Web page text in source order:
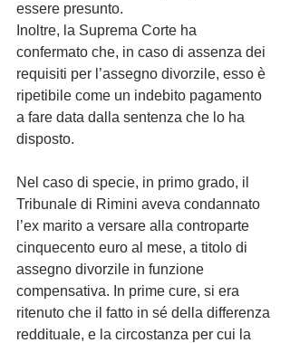
essere presunto.
Inoltre, la Suprema Corte ha
confermato che, in caso di assenza dei
requisiti per l’assegno divorzile, esso è
ripetibile come un indebito pagamento
a fare data dalla sentenza che lo ha
disposto.
Nel caso di specie, in primo grado, il
Tribunale di Rimini aveva condannato
l’ex marito a versare alla controparte
cinquecento euro al mese, a titolo di
assegno divorzile in funzione
compensativa. In prime cure, si era
ritenuto che il fatto in sé della differenza
reddituale, e la circostanza per cui la